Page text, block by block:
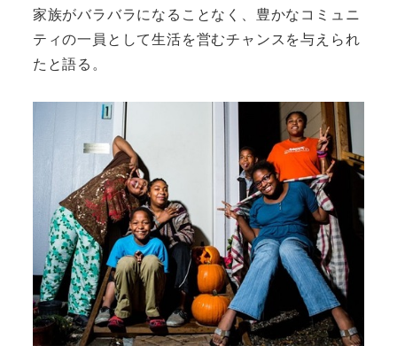
家族がバラバラになることなく、豊かなコミュニ
ティの一員として生活を営むチャンスを与えられ
たと語る。